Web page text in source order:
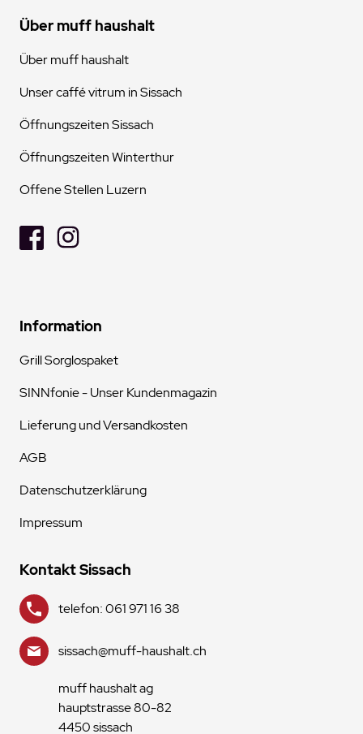
Über muff haushalt
Über muff haushalt
Unser caffé vitrum in Sissach
Öffnungszeiten Sissach
Öffnungszeiten Winterthur
Offene Stellen Luzern
Information
Grill Sorglospaket
SINNfonie - Unser Kundenmagazin
Lieferung und Versandkosten
AGB
Datenschutzerklärung
Impressum
Kontakt Sissach
telefon: 061 971 16 38
sissach@muff-haushalt.ch
muff haushalt ag
hauptstrasse 80-82
4450 sissach